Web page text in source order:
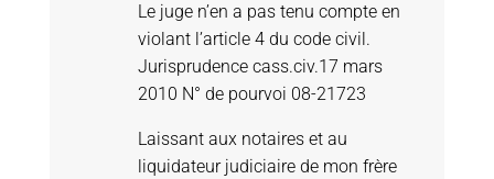
Le juge n’en a pas tenu compte en
violant l’article 4 du code civil.
Jurisprudence cass.civ.17 mars
2010 N° de pourvoi 08-21723
Laissant aux notaires et au
liquidateur judiciaire de mon frère